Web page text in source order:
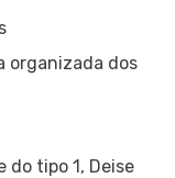
organizada dos
do tipo 1, Deise